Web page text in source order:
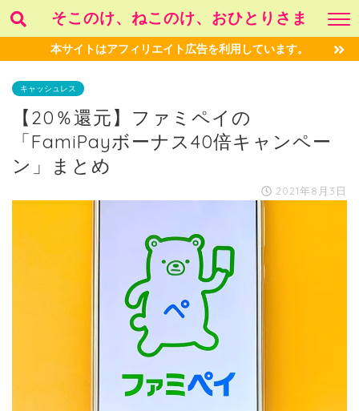
そこのけ、ねこのけ、おひとりさま
本サイトはアフィリエイト広告を利用しています。
キャッシュレス
【20％還元】ファミペイの
「FamiPayボーナス40倍キャンペー
ン」まとめ
2021年8月3日